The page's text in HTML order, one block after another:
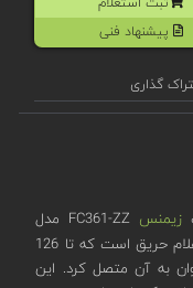
پیشنهاد فنی
گذاری
زیمنس
FC361-ZZ مدل
Cerberus FIT یک کنترل پنل تشخیص و اعلام حریق است که تا 126
به آن متصل کرد. این